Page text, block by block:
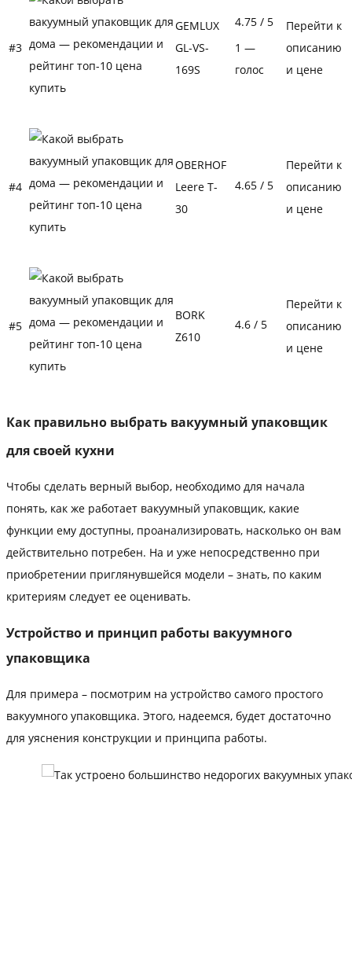
#3
GEMLUX
GL-VS-
169S
4.75 / 5
1 —
голос
Перейти к
описанию
и цене
#4
OBERHOF
Leere T-
30
4.65 / 5
Перейти к
описанию
и цене
#5
BORK
Z610
4.6 / 5
Перейти к
описанию
и цене
Как правильно выбрать вакуумный упаковщик
для своей кухни
Чтобы сделать верный выбор, необходимо для начала
понять, как же работает вакуумный упаковщик, какие
функции ему доступны, проанализировать, насколько он вам
действительно потребен. На и уже непосредственно при
приобретении приглянувшейся модели – знать, по каким
критериям следует ее оценивать.
Устройство и принцип работы вакуумного
упаковщика
Для примера – посмотрим на устройство самого простого
вакуумного упаковщика. Этого, надеемся, будет достаточно
для уяснения конструкции и принципа работы.